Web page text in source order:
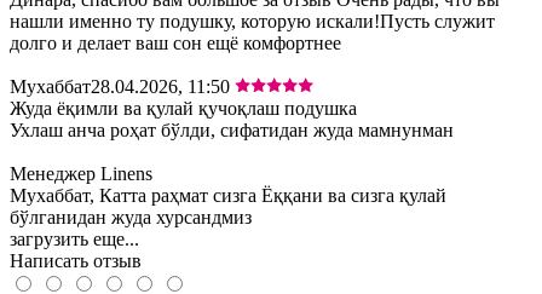
нашли именно ту подушку, которую искали!Пусть служит
долго и делает ваш сон ещё комфортнее
Мухаббат28.04.2026, 11:50
Жуда ёқимли ва қулай қучоқлаш подушка
Ухлаш анча роҳат бўлди, сифатидан жуда мамнунман
Менеджер Linens
Мухаббат, Катта раҳмат сизга Ёққани ва сизга қулай
бўлганидан жуда хурсандмиз
загрузить еще...
Написать отзыв